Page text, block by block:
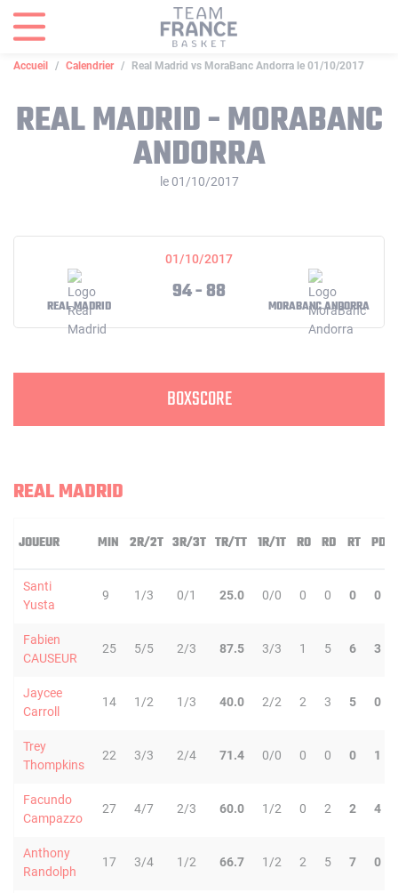
Accueil Calendrier Real Madrid vs MoraBanc Andorra le 01/10/2017
REAL MADRID - MORABANC
ANDORRA
le 01/10/2017
01/10/2017
REAL MADRID
94 - 88
MORABANC ANDORRA
BOXSCORE
REAL MADRID
JOUEUR MIN 2R/2T 3R/3T TR/TT 1R/1T RO RD RT PD
Santi
Yusta
9 1/3 0/1 25.0 0/0 0 0 0 0
Fabien
CAUSEUR
25 5/5 2/3 87.5 3/3 1 5 6 3
Jaycee
Carroll
14 1/2 1/3 40.0 2/2 2 3 5 0
Trey
Thompkins
22 3/3 2/4 71.4 0/0 0 0 0 1
Facundo
Campazzo
27 4/7 2/3 60.0 1/2 0 2 2 4
Anthony
Randolph
17 3/4 1/2 66.7 1/2 2 5 7 0
Panneau de gestion des cookies